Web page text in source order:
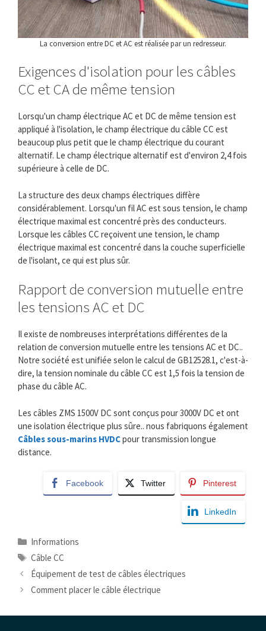
La conversion entre DC et AC est réalisée par un redresseur.
Exigences d'isolation pour les câbles
CC et CA de même tension
Lorsqu'un champ électrique AC et DC de même tension est
appliqué à l'isolation, le champ électrique du câble CC est
beaucoup plus petit que le champ électrique du courant
alternatif. Le champ électrique alternatif est d'environ 2,4 fois
supérieure à celle de DC.
La structure des deux champs électriques diffère
considérablement. Lorsqu'un fil AC est sous tension, le champ
électrique maximal est concentré près des conducteurs.
Lorsque les câbles CC reçoivent une tension, le champ
électrique maximal est concentré dans la couche superficielle
de l'isolant, ce qui est plus sûr.
Rapport de conversion mutuelle entre
les tensions AC et DC
Il existe de nombreuses interprétations différentes de la
relation de conversion mutuelle entre les tensions AC et DC..
Notre société est unifiée selon le calcul de GB12528.1, c'est-à-
dire, la tension nominale du câble CC est 1,5 fois la tension de
phase du câble AC.
Les câbles ZMS 1500V DC sont conçus pour 3000V DC et ont
une isolation électrique plus sûre.. nous fabriquons également
Câbles sous-marins HVDCpour transmission longue
distance.
Facebook Twitter Pinterest
LinkedIn
Catégories
Informations
Mots
clés
Câble CC
Équipement de test de câbles électriques
Comment placer le câble électrique